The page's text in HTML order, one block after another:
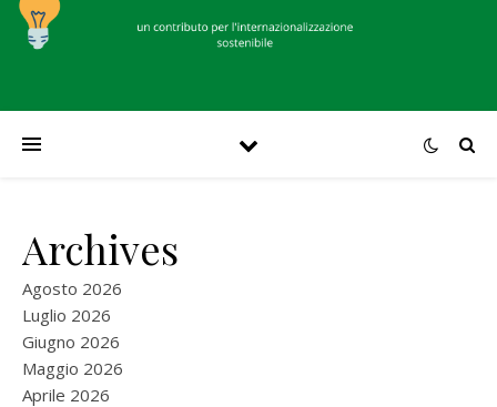
Archives
Agosto 2026
Luglio 2026
Giugno 2026
Maggio 2026
Aprile 2026